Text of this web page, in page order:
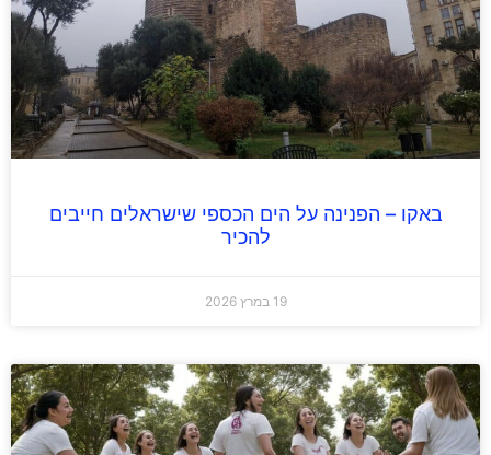
באקו – הפנינה על הים הכספי שישראלים חייבים
להכיר